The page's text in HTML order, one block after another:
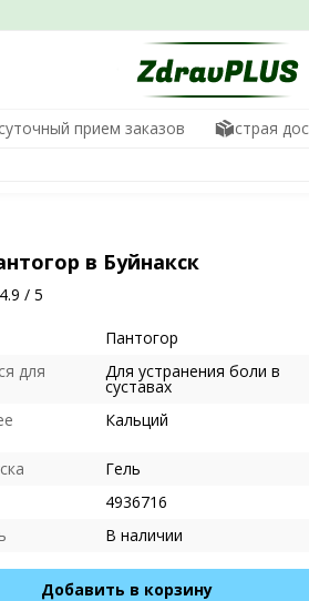
прием заказов Быстрая
в Буйнакск
4.9 / 5
Пантогор
для
Для устранения боли в
суставах
Кальций
Гель
4936716
В наличии
Добавить в корзину